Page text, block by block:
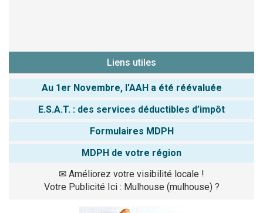
Liens utiles
Au 1er Novembre, l'AAH a été réévaluée
E.S.A.T. : des services déductibles d’impôt
Formulaires MDPH
MDPH de votre région
✉ Améliorez votre visibilité locale !
Votre Publicité Ici : Mulhouse (mulhouse) ?